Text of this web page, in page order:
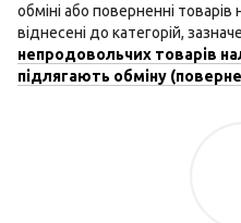
обміні або поверненні
віднесені до категорій,
непродовольчих товарів
підлягають обміну